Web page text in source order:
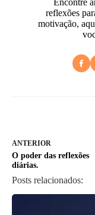
reflexões
motivação,
ANTERIOR
O poder das reflexões
diárias.
Posts relacionados: